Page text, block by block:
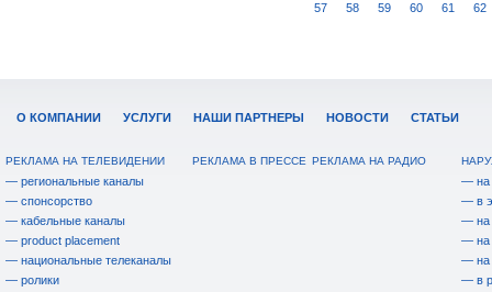
57 58 59 60 61 62
О КОМПАНИИ УСЛУГИ НАШИ ПАРТНЕРЫ НОВОСТИ СТАТЬИ
РЕКЛАМА НА ТЕЛЕВИДЕНИИ
— региональные каналы
— спонсорство
— кабельные каналы
— product placement
— национальные телеканалы
— ролики
РЕКЛАМА В ПРЕССЕ РЕКЛАМА НА РАДИО
— на
— в
— на
— на
— на
— в